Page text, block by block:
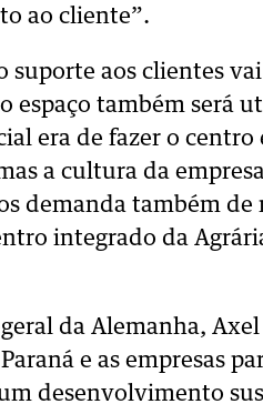
ao cliente”.
suporte aos clientes
espaço também será
era de fazer o centro
a cultura da
demanda também de
integrado da
da Alemanha,
e as empresas
desenvolvimento